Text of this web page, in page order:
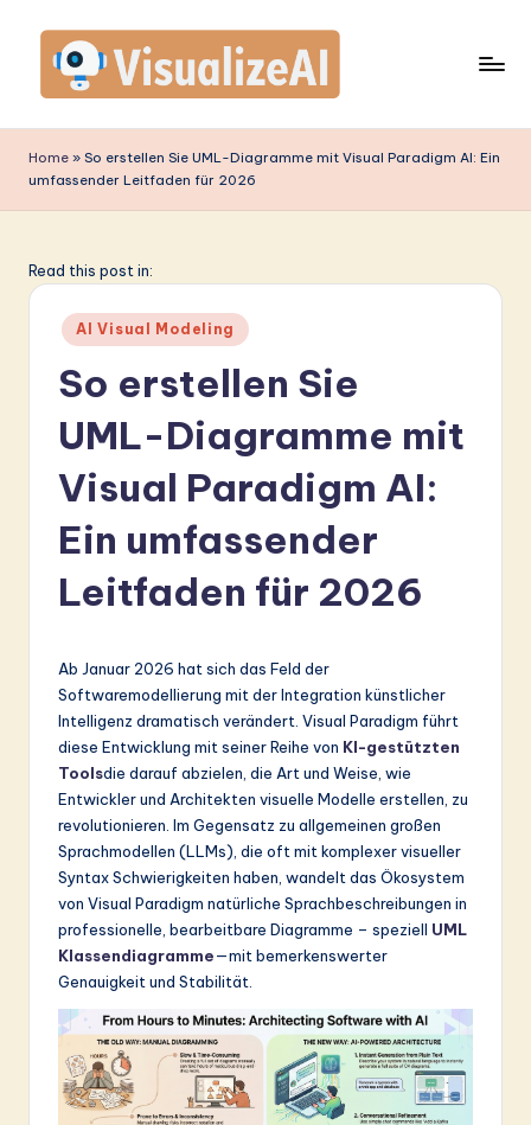
content
is
u
li
A
G
m
L
in
A
Home » So erstellen Sie UML-Diagramme mit Visual Paradigm AI: Ein
umfassender Leitfaden für 2026
Read this post in:
Posted
in
AI Visual Modeling
So erstellen Sie
UML-Diagramme mit
Visual Paradigm AI:
Ein umfassender
Leitfaden für 2026
Ab Januar 2026 hat sich das Feld der
Softwaremodellierung mit der Integration künstlicher
Intelligenz dramatisch verändert. Visual Paradigm führt
diese Entwicklung mit seiner Reihe von KI-gestützten
Toolsdie darauf abzielen, die Art und Weise, wie
Entwickler und Architekten visuelle Modelle erstellen, zu
revolutionieren. Im Gegensatz zu allgemeinen großen
Sprachmodellen (LLMs), die oft mit komplexer visueller
Syntax Schwierigkeiten haben, wandelt das Ökosystem
von Visual Paradigm natürliche Sprachbeschreibungen in
professionelle, bearbeitbare Diagramme – speziell UML
Klassendiagramme—mit bemerkenswerter
Genauigkeit und Stabilität.